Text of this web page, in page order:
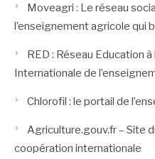
Moveagri : Le réseau
l’enseignement agricole qui
RED : Réseau Education
Internationale de
Chlorofil : le portail de
Agriculture.gouv.fr – Site
coopération internationale